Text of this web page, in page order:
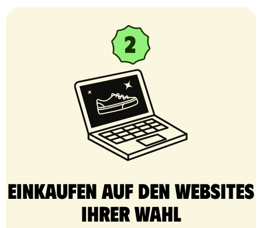
Einkaufen auf den Websites
Ihrer Wahl